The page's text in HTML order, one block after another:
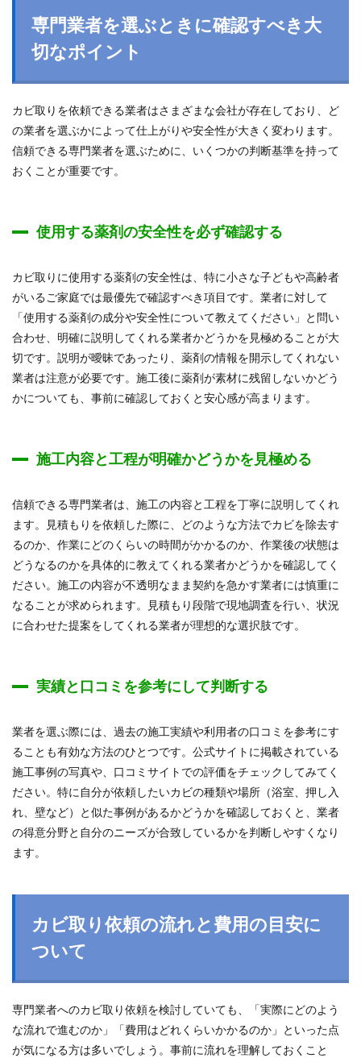
専門業者を選ぶときに確認すべき大
切なポイント
カビ取りを依頼できる業者はさまざまな会社が存在しており、ど
の業者を選ぶかによって仕上がりや安全性が大きく変わります。
信頼できる専門業者を選ぶために、いくつかの判断基準を持って
おくことが重要です。
使用する薬剤の安全性を必ず確認する
カビ取りに使用する薬剤の安全性は、特に小さな子どもや高齢者
がいるご家庭では最優先で確認すべき項目です。業者に対して
「使用する薬剤の成分や安全性について教えてください」と問い
合わせ、明確に説明してくれる業者かどうかを見極めることが大
切です。説明が曖昧であったり、薬剤の情報を開示してくれない
業者は注意が必要です。施工後に薬剤が素材に残留しないかどう
かについても、事前に確認しておくと安心感が高まります。
施工内容と工程が明確かどうかを見極める
信頼できる専門業者は、施工の内容と工程を丁寧に説明してくれ
ます。見積もりを依頼した際に、どのような方法でカビを除去す
るのか、作業にどのくらいの時間がかかるのか、作業後の状態は
どうなるのかを具体的に教えてくれる業者かどうかを確認してく
ださい。施工の内容が不透明なまま契約を急かす業者には慎重に
なることが求められます。見積もり段階で現地調査を行い、状況
に合わせた提案をしてくれる業者が理想的な選択肢です。
実績と口コミを参考にして判断する
業者を選ぶ際には、過去の施工実績や利用者の口コミを参考にす
ることも有効な方法のひとつです。公式サイトに掲載されている
施工事例の写真や、口コミサイトでの評価をチェックしてみてく
ださい。特に自分が依頼したいカビの種類や場所（浴室、押し入
れ、壁など）と似た事例があるかどうかを確認しておくと、業者
の得意分野と自分のニーズが合致しているかを判断しやすくなり
ます。
カビ取り依頼の流れと費用の目安に
ついて
専門業者へのカビ取り依頼を検討していても、「実際にどのよう
な流れで進むのか」「費用はどれくらいかかるのか」といった点
が気になる方は多いでしょう。事前に流れを理解しておくこと